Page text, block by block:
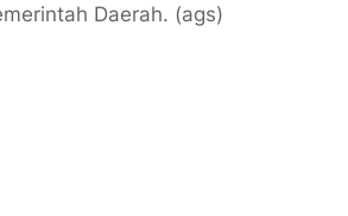
Daerah. (ags)